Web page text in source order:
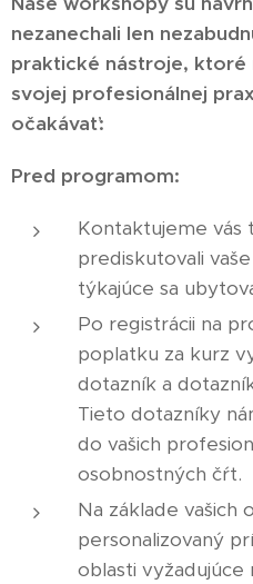
nezanechali len
praktické nástroje,
svojej profesionálnej
očakávať:
Pred programom:
Kontaktujeme vás
prediskutovali
týkajúce sa
Po registrácii na
poplatku za kurz
dotazník a
Tieto dotazníky
do vašich
osobnostných čŕt.
Na základe vašich
personalizovaný
oblasti vyžadujúce